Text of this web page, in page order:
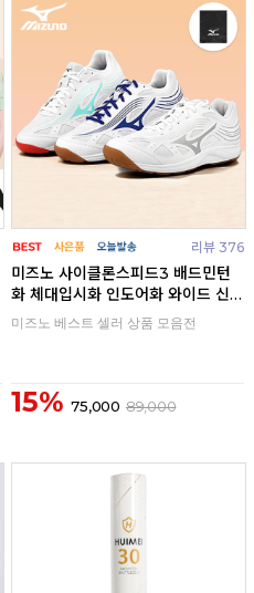
리뷰 376
미즈노 사이클론스피드3 배드민턴
화 체대입시화 인도어화 와이드 신
발
미즈노 베스트 셀러 상품 모음전
15% 75,000 89,000